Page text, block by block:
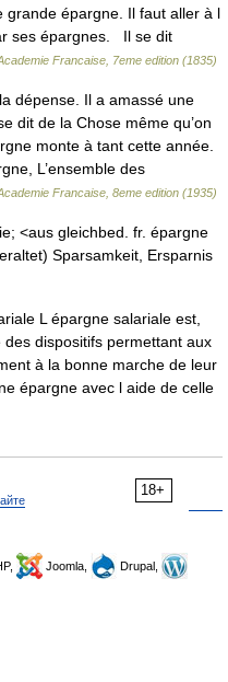
grande épargne. Il faut aller à l
ses épargnes. Il se dit
Francaise, 7eme edition (1835)
dépense. Il a amassé une
dit de la Chose même qu’on
monte à tant cette année.
L’ensemble des
Francaise, 8eme edition (1935)
<aus gleichbed. fr. épargne
Sparsamkeit, Ersparnis
L épargne salariale est,
dispositifs permettant aux
à la bonne marche de leur
épargne avec l aide de celle
18+
Joomla,
Drupal,